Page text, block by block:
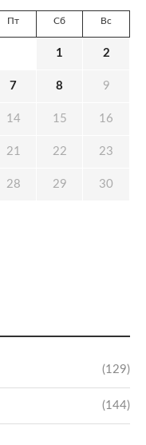
(129)
(144)
Пт Сб Вс
1 2
7 8 9
14 15 16
21 22 23
28 29 30